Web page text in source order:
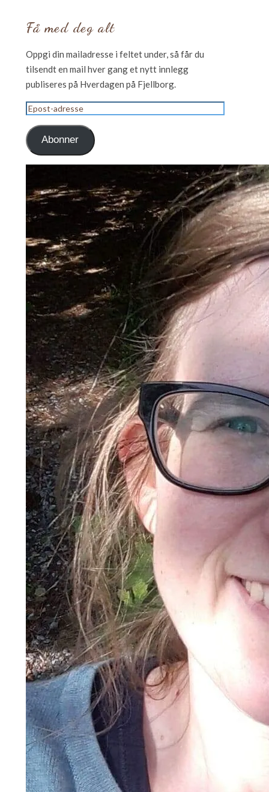
Få med deg alt
Oppgi din mailadresse i feltet under, så får du
tilsendt en mail hver gang et nytt innlegg
publiseres på Hverdagen på Fjellborg.
Epost-
adresse
Abonner